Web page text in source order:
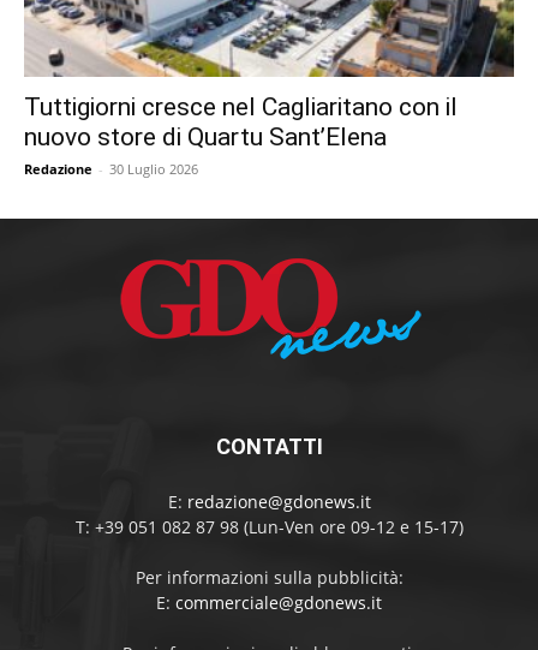
Tuttigiorni cresce nel Cagliaritano con il
nuovo store di Quartu Sant’Elena
Redazione - 30 Luglio 2026
CONTATTI
E: redazione@gdonews.it
T: +39 051 082 87 98 (Lun-Ven ore 09-12 e 15-17)
Per informazioni sulla pubblicità:
E: commerciale@gdonews.it